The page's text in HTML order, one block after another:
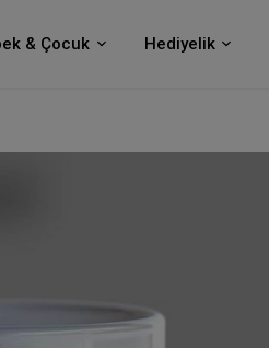
& Çocuk Hediyelik